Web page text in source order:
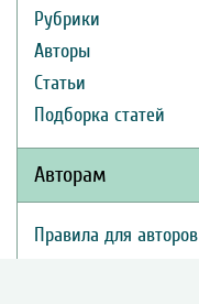
Рубрики
Авторы
Статьи
Подборка статей
Авторам
Правила для авторов